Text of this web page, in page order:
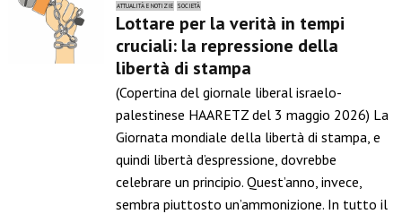
ATTUALITÀ E NOTIZIE SOCIETÀ
Lottare per la verità in tempi
cruciali: la repressione della
libertà di stampa
(Copertina del giornale liberal israelo-
palestinese HAARETZ del 3 maggio 2026) La
Giornata mondiale della libertà di stampa, e
quindi libertà d’espressione, dovrebbe
celebrare un principio. Quest’anno, invece,
sembra piuttosto un’ammonizione. In tutto il